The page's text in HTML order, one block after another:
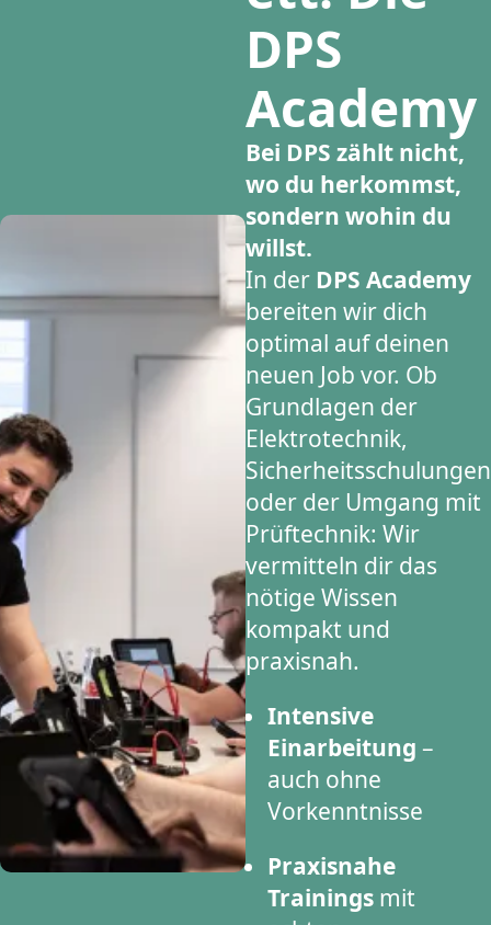
DPS
Academy
Bei DPS zählt nicht,
wo du herkommst,
sondern wohin du
willst.
In der DPS Academy
bereiten wir dich
optimal auf deinen
neuen Job vor. Ob
Grundlagen der
Elektrotechnik,
Sicherheitsschulungen
oder der Umgang mit
Prüftechnik: Wir
vermitteln dir das
nötige Wissen
kompakt und
praxisnah.
Intensive
Einarbeitung –
auch ohne
Vorkenntnisse
Praxisnahe
Trainings mit